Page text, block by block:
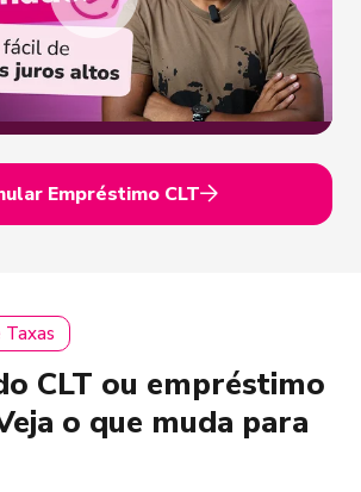
Empréstimo CLT
CLT ou empréstimo
o que muda para